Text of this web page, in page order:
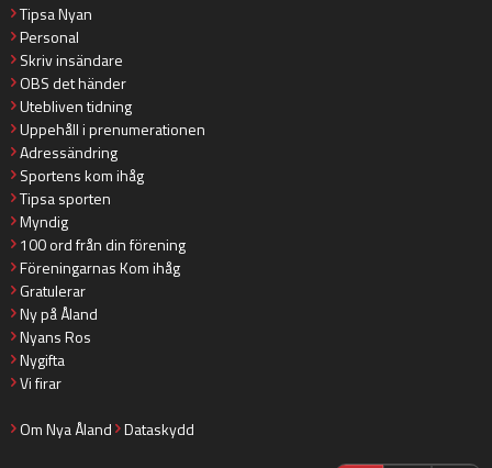
Tipsa Nyan
Personal
Skriv insändare
OBS det händer
Utebliven tidning
Uppehåll i prenumerationen
Adressändring
Sportens kom ihåg
Tipsa sporten
Myndig
100 ord från din förening
Föreningarnas Kom ihåg
Gratulerar
Ny på Åland
Nyans Ros
Nygifta
Vi firar
Om Nya Åland Dataskydd